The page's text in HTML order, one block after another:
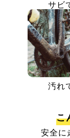
サビ
汚れ
こ
安全に